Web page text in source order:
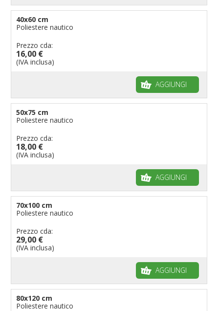
40x60 cm
Poliestere nautico
Prezzo cda:
16,00 €
(IVA inclusa)
AGGIUNGI
50x75 cm
Poliestere nautico
Prezzo cda:
18,00 €
(IVA inclusa)
AGGIUNGI
70x100 cm
Poliestere nautico
Prezzo cda:
29,00 €
(IVA inclusa)
AGGIUNGI
80x120 cm
Poliestere nautico